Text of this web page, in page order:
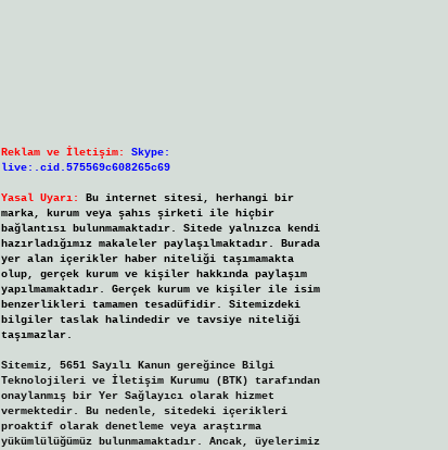
Reklam ve İletişim:
Skype:
live:.cid.575569c608265c69
Yasal Uyarı:
Bu internet sitesi, herhangi bir
marka, kurum veya şahıs şirketi ile hiçbir
bağlantısı bulunmamaktadır. Sitede yalnızca kendi
hazırladığımız makaleler paylaşılmaktadır. Burada
yer alan içerikler haber niteliği taşımamakta
olup, gerçek kurum ve kişiler hakkında paylaşım
yapılmamaktadır. Gerçek kurum ve kişiler ile isim
benzerlikleri tamamen tesadüfidir. Sitemizdeki
bilgiler taslak halindedir ve tavsiye niteliği
taşımazlar.
Sitemiz, 5651 Sayılı Kanun gereğince Bilgi
Teknolojileri ve İletişim Kurumu (BTK) tarafından
onaylanmış bir Yer Sağlayıcı olarak hizmet
vermektedir. Bu nedenle, sitedeki içerikleri
proaktif olarak denetleme veya araştırma
yükümlülüğümüz bulunmamaktadır. Ancak, üyelerimiz